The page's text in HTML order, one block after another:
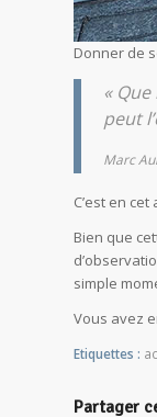
Donner de
«
peut
Marc
C’est en
Bien que
simple
Vous avez
Etiquettes :
Partager